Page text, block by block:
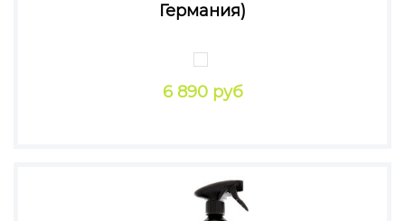
Германия)
6 890 руб